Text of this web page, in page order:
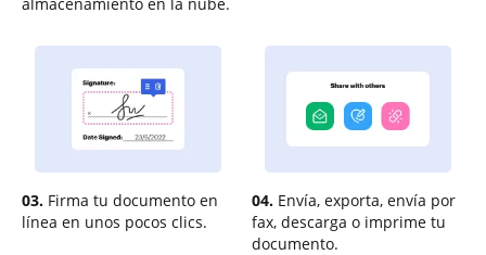
03. Firma tu documento en
línea en unos pocos clics.
04. Envía, exporta, envía por
fax, descarga o imprime tu
documento.